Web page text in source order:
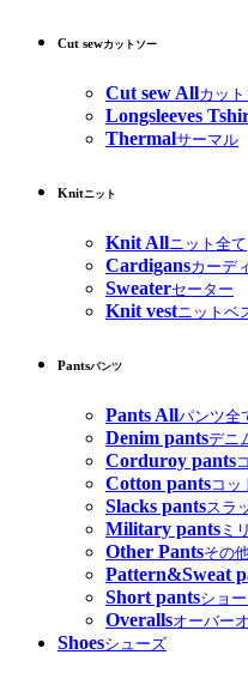
Cut sewカットソー
Cut sew Allカッ
Longsleeves
Thermalサーマル
Knitニット
Knit Allニット全て
Cardigansカーデ
Sweaterセーター
Knit vestニットベ
Pantsパンツ
Pants Allパンツ全
Denim pantsデニ
Corduroy pants
Cotton pantsコッ
Slacks pantsスラ
Military pants ミ
Other Pantsその
Pattern&Sweat
Short pantsショ
Overallsオーバー
Shoesシューズ